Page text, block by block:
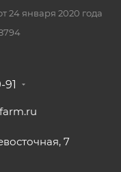
24 января 2020 года
91
7